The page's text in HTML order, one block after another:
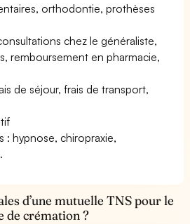
orthodontie, prothèses
chez le généraliste,
remboursement en pharmacie,
de séjour, frais de transport,
: hypnose, chiropraxie,
d’une mutuelle TNS pour le
de crémation ?